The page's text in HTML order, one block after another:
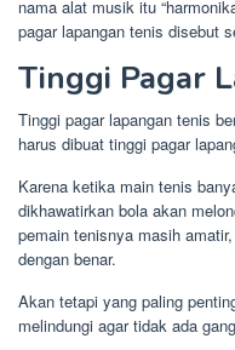
nama alat musik itu
pagar lapangan tenis disebut
Tinggi Pagar
Tinggi pagar lapangan tenis
harus dibuat tinggi pagar
Karena ketika main tenis
dikhawatirkan bola akan
pemain tenisnya masih
dengan benar.
Akan tetapi yang paling
melindungi agar tidak ada